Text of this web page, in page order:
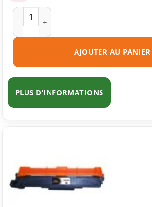
quantité de Toner compatible Brother
AJOUTER AU PANIER
PLUS D’INFORMATIONS